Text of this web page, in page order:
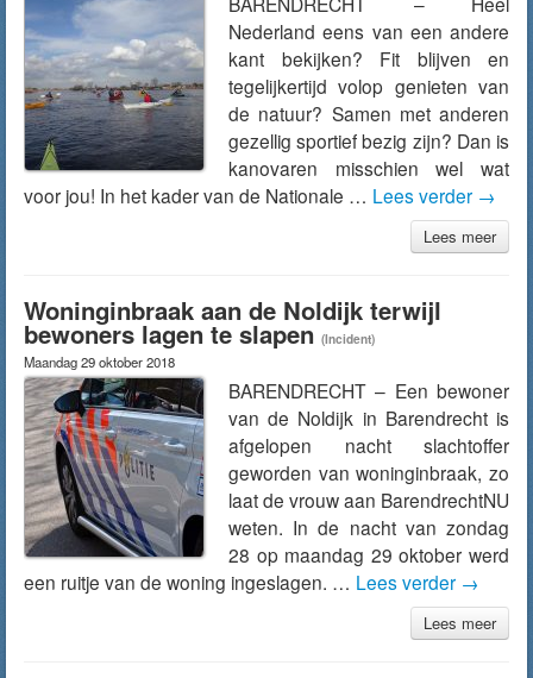
Nederland eens van een andere
kant bekijken? Fit blijven en
tegelijkertijd volop genieten van
de natuur? Samen met anderen
gezellig sportief bezig zijn? Dan is
kanovaren misschien wel wat
voor jou! In het kader van de Nationale … Lees verder →
Lees meer
Woninginbraak aan de Noldijk terwijl
bewoners lagen te slapen (Incident)
Maandag 29 oktober 2018
BARENDRECHT – Een bewoner
van de Noldijk in Barendrecht is
afgelopen nacht slachtoffer
geworden van woninginbraak, zo
laat de vrouw aan BarendrechtNU
weten. In de nacht van zondag
28 op maandag 29 oktober werd
een ruitje van de woning ingeslagen. … Lees verder →
Lees meer